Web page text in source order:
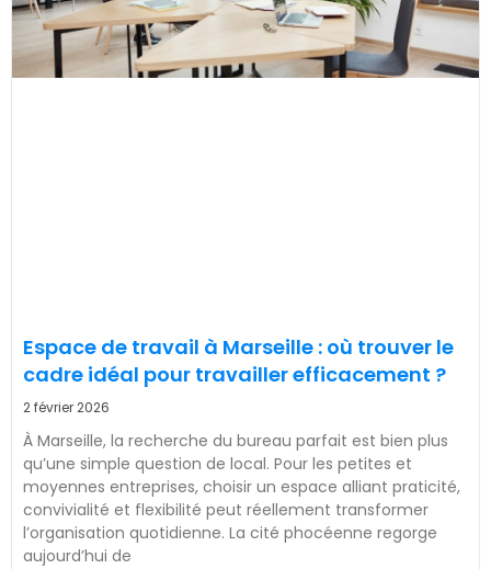
Espace de travail à Marseille : où trouver le
cadre idéal pour travailler efficacement ?
2 février 2026
À Marseille, la recherche du bureau parfait est bien plus
qu’une simple question de local. Pour les petites et
moyennes entreprises, choisir un espace alliant praticité,
convivialité et flexibilité peut réellement transformer
l’organisation quotidienne. La cité phocéenne regorge
aujourd’hui de